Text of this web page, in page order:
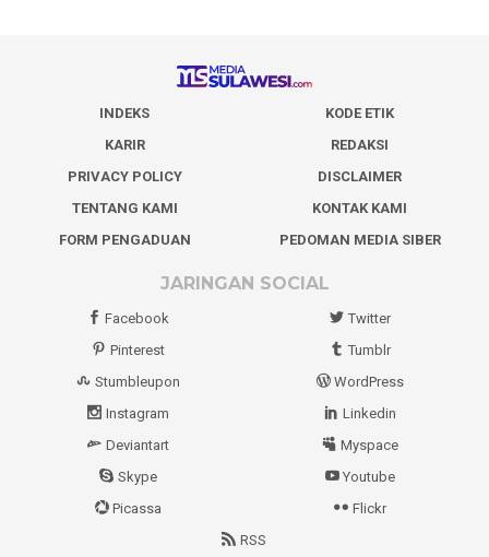
INDEKS
KODE ETIK
KARIR
REDAKSI
PRIVACY POLICY
DISCLAIMER
TENTANG KAMI
KONTAK KAMI
FORM PENGADUAN
PEDOMAN MEDIA SIBER
JARINGAN SOCIAL
Facebook
Twitter
Pinterest
Tumblr
Stumbleupon
WordPress
Instagram
Linkedin
Deviantart
Myspace
Skype
Youtube
Picassa
Flickr
RSS